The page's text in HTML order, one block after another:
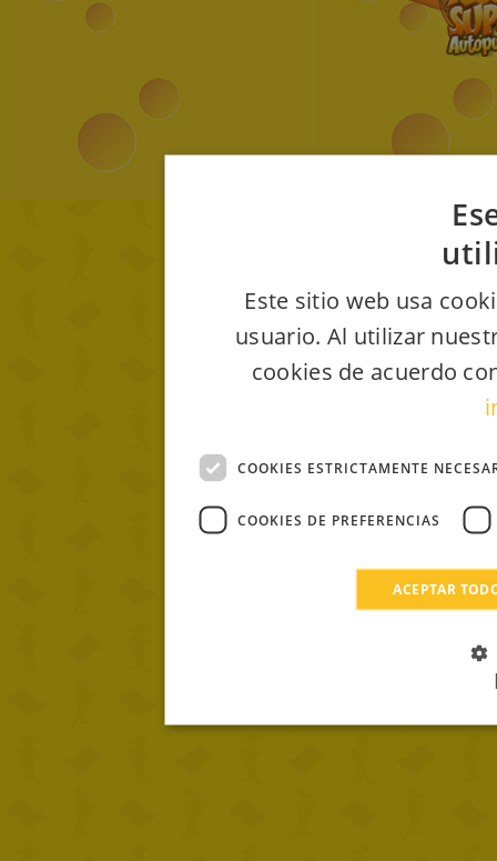
Este sitio web usa
usuario. Al utilizar
cookies de acuerdo
COOKIES ESTRICTAMENTE
COOKIES DE PREFERENCIAS
ACEPTAR